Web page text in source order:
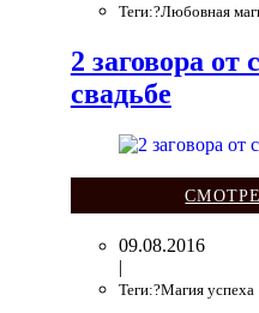
Теги:?Любовная
2 заговора от
свадьбе
09.08.2016
|
Теги:?Магия успеха